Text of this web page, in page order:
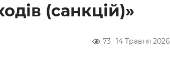
(санкцій)»
73 14 Травня 2026